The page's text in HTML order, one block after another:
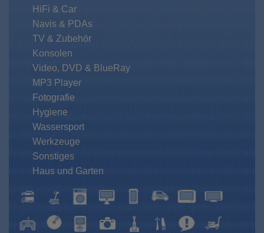
HiFi & Car
Navis & PDAs
TV & Zubehör
Konsolen
Video, DVD & BlueRay
MP3 Player
Fotografie
Hygiene
Wassersport
Werkzeuge
Sonstiges
Haus und Garten